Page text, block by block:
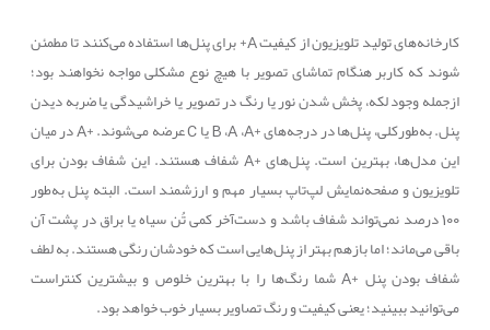
کارخانه‌های تولید تلویزیون از کیفیتA+ برای پنل‌ها استفاده می‌کنند تا مطمئن
شوند که کاربر هنگام تماشای تصویر با هیچ نوع مشکلی مواجه نخواهند بود؛
ازجمله وجود لکه، پخش شدن نور یا رنگ در تصویر یا خراشیدگی یا ضربه دیدن
پنل. به‌طورکلی، پنل‌ها در درجه‌هایA+،A،BیاCعرضه می‌شوند.A+در میان
این مدل‌ها، بهترین است. پنل‌هایA+شفاف هستند. این شفاف بودن برای
تلویزیون و صفحه‌نمایش لپ‌تاپ بسیار مهم و ارزشمند است. البته پنل به‌طور
100 درصد نمی‌تواند شفاف باشد و دست‌آخر کمی تُن سیاه یا براق در پشت آن
باقی می‌ماند؛ اما بازهم بهتر از پنل‌هایی است که خودشان رنگی هستند. به لطف
شفاف بودن پنل A+شما رنگ‌ها را با بهترین خلوص و بیشترین کنتراست
می‌توانید ببینید؛ یعنی کیفیت و رنگ تصاویر بسیار خوب خواهد بود.